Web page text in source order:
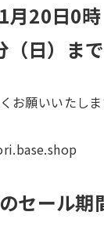
月20日0
日）まで
お願いいたし
セール期